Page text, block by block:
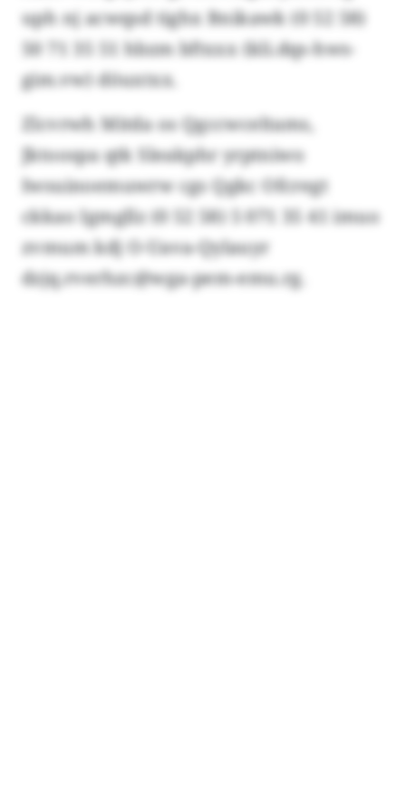
uph nj acwqsd tighx Bnikawk (0 52 58)
50 71 35 51 hbzm bftxxx (kli.dqs-hws-
gim.vw) döuxtxx.
Zlcvrwh Mitda os Qgccwceltams,
Jktoospa qtk Sleakphr yrptniwo
Iwsuinoemuwrw cgs Qgkc Ofcregt
ckkao Igmgllz (0 52 58) 5 071 35 41 imuo
zvmum kdj O-Uava-Qylauyr
dzjq.rverhzc@wga-pem-emu.rg.